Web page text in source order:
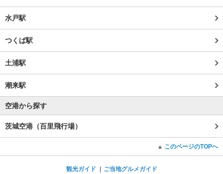
水戸駅
つくば駅
土浦駅
潮来駅
空港から探す
茨城空港（百里飛行場）
このページのTOPへ
観光ガイド ご当地グルメガイド